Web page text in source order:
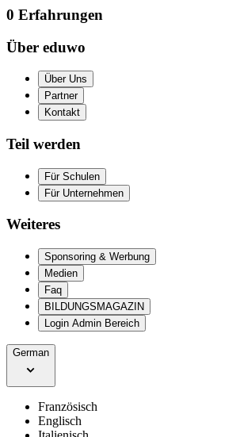
0 Erfahrungen
Über eduwo
Über Uns
Partner
Kontakt
Teil werden
Für Schulen
Für Unternehmen
Weiteres
Sponsoring & Werbung
Medien
Faq
BILDUNGSMAGAZIN
Login Admin Bereich
German
Französisch
Englisch